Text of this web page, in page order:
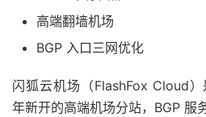
高端翻墙机场
BGP 入口三网优化
闪狐云机场（FlashFox Cloud
年新开的高端机场分站，BGP 服